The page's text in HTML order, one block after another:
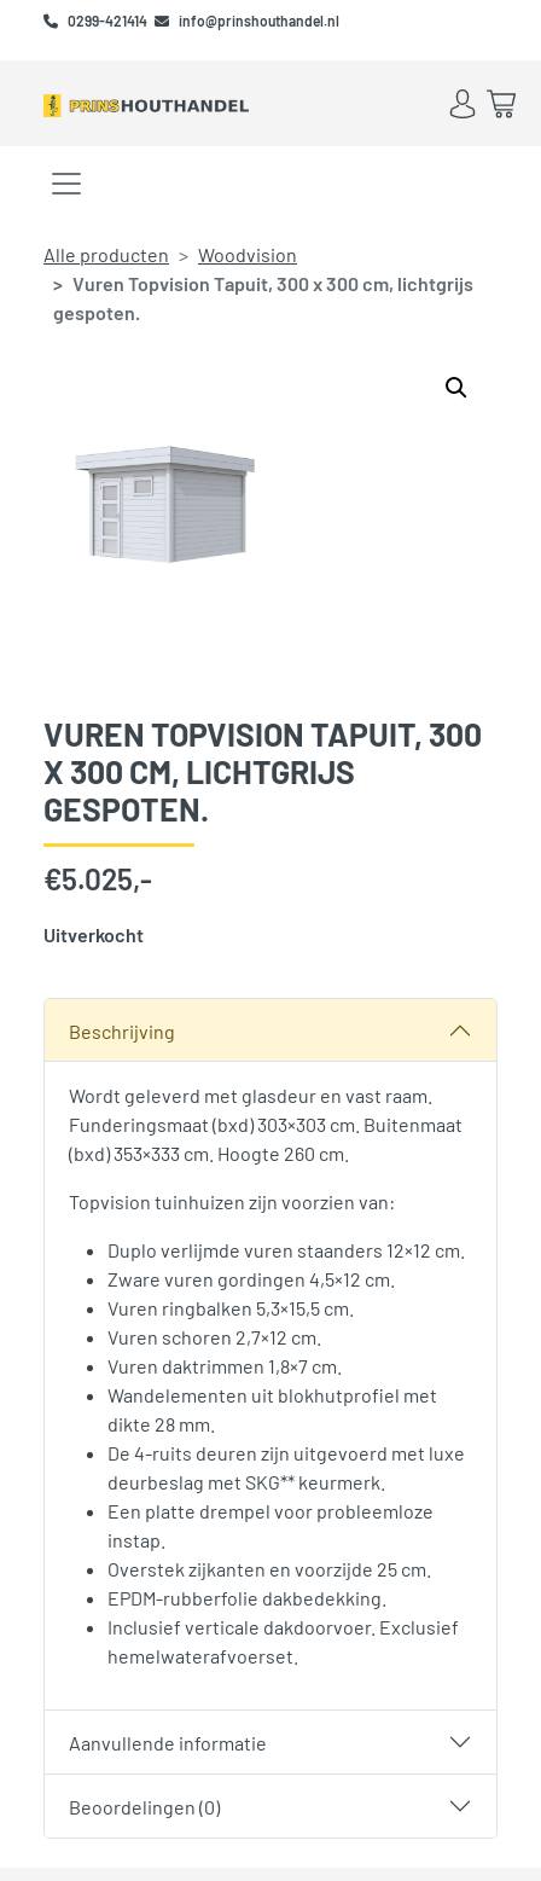
Skip to main content
Skip to footer
0299-421414 info@prinshouthandel.nl
Account
Menu openen/sluiten
Alle producten
Woodvision
Vuren Topvision Tapuit, 300 x 300 cm, lichtgrijs
gespoten.
VUREN TOPVISION TAPUIT, 300
X 300 CM, LICHTGRIJS
GESPOTEN.
€5.025,-
Uitverkocht
Beschrijving
Wordt geleverd met glasdeur en vast raam.
Funderingsmaat (bxd) 303×303 cm. Buitenmaat
(bxd) 353×333 cm. Hoogte 260 cm.
Topvision tuinhuizen zijn voorzien van:
Duplo verlijmde vuren staanders 12×12 cm.
Zware vuren gordingen 4,5×12 cm.
Vuren ringbalken 5,3×15,5 cm.
Vuren schoren 2,7×12 cm.
Vuren daktrimmen 1,8×7 cm.
Wandelementen uit blokhutprofiel met
dikte 28 mm.
De 4-ruits deuren zijn uitgevoerd met luxe
deurbeslag met SKG** keurmerk.
Een platte drempel voor probleemloze
instap.
Overstek zijkanten en voorzijde 25 cm.
EPDM-rubberfolie dakbedekking.
Inclusief verticale dakdoorvoer. Exclusief
hemelwaterafvoerset.
Aanvullende informatie
Beoordelingen (0)